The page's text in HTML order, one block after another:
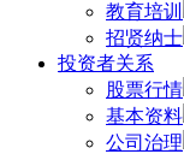
教育培训
招贤纳士
投资者关系
股票行情
基本资料
公司治理